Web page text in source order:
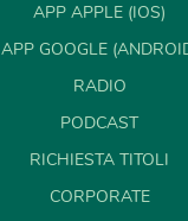
APP APPLE (IOS)
APP GOOGLE
RADIO
PODCAST
RICHIESTA TITOLI
CORPORATE